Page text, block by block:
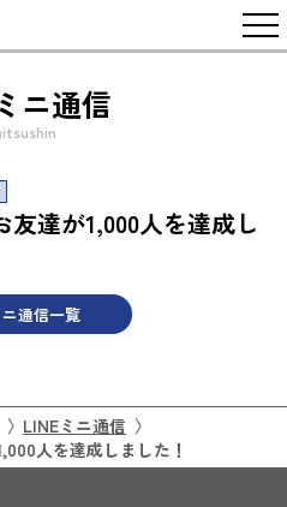
ニ通信
友達が1,000人を達成し
通信一覧
LINEミニ通信
人を達成しました！